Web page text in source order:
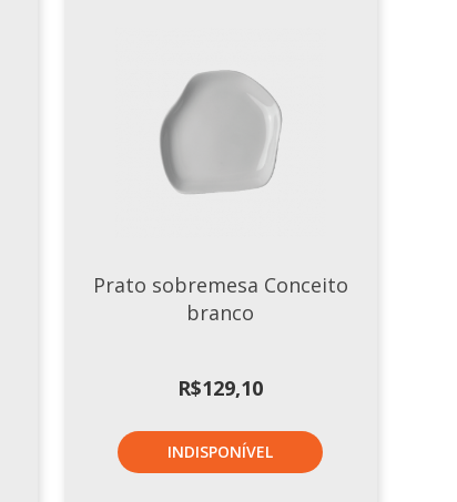
Prato sobremesa Conceito
branco
R$129,10
INDISPONÍVEL